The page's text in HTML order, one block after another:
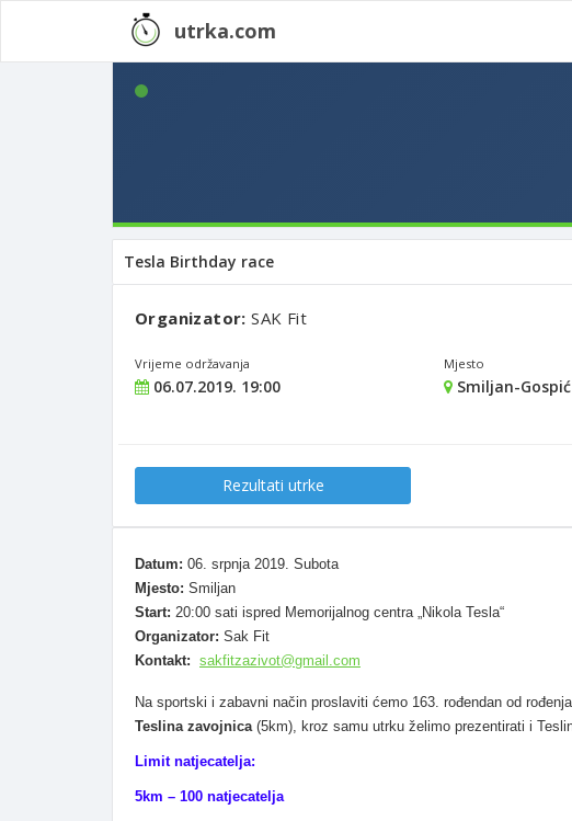
utrka.com
Tesla Birthday race
Organizator:SAK Fit
Vrijeme održavanja
06.07.2019. 19:00
Mjesto
Smiljan-Gospić
Rezultati utrke
Datum: 06. srpnja 2019. Subota
Mjesto: Smiljan
Start: 20:00 sati ispred Memorijalnog centra „Nikola Tesla“
Organizator: Sak Fit
Kontakt: sakfitzazivot@gmail.com
Na sportski i zabavni način proslaviti ćemo 163. rođendan od
Teslina zavojnica(5km), kroz samu utrku želimo prezentirati i
Limit natjecatelja:
5km – 100 natjecatelja